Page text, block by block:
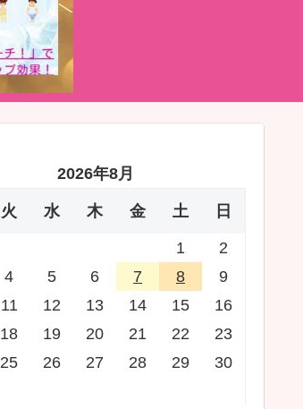
2026年8月
火 水 木 金 土 日
1
2
4 5 6 7 8
9
11 12 13 14 15
16
18 19 20 21 22
23
25 26 27 28 29
30